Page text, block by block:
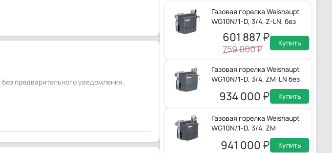
предварительного уведомления.
Газовая горелка Weishaupt
WG10N/1-D, 3/4, Z-LN, без
термозатвора, 23212324
601 887
759 000
Купить
Газовая горелка Weishaupt
WG10N/1-D, 3/4, ZM-LN без
934 000 Купить
Газовая горелка Weishaupt
WG10N/1-D, 3/4, ZM
941 000 Купить